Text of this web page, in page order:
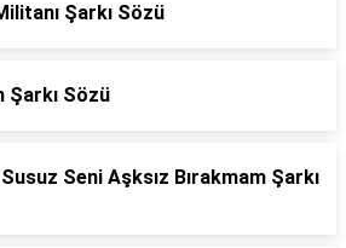
Şarkı Sözü
Şarkı Sözü
Seni Aşksız Bırakmam Şarkı